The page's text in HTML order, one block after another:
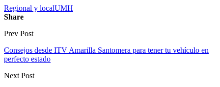
Regional y localUMH
Share
Prev Post
Consejos desde ITV Amarilla Santomera para tener tu vehículo en
perfecto estado
Next Post